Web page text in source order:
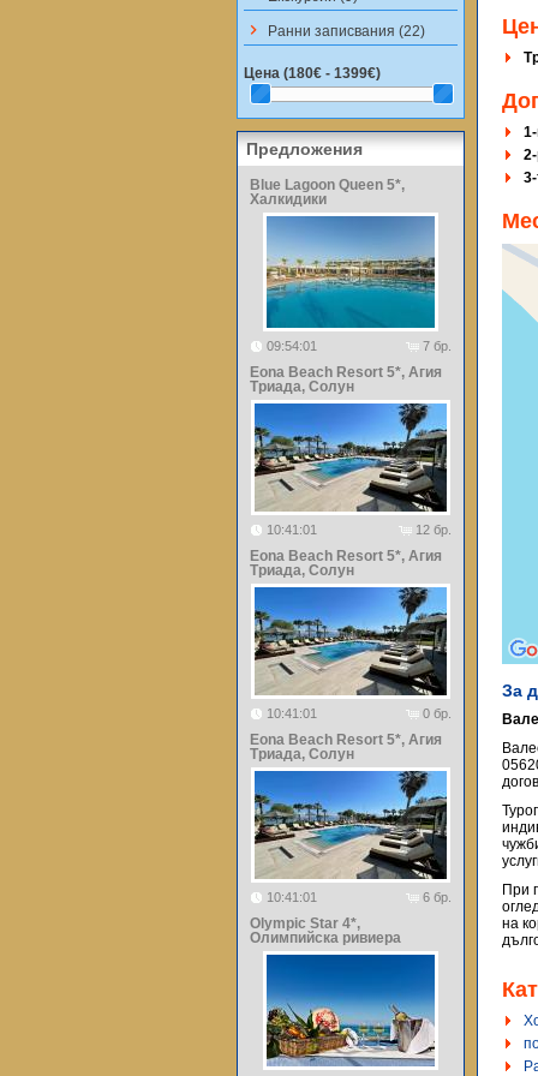
За
При
на
keyboard_arrow_right Ранни записвания (22)
Цена (180€ - 1399€)
Предложения
Blue Lagoon Queen 5*,
Халкидики
09:54:01 7 бр.
Eona Beach Resort 5*, Агия
Триада, Солун
10:41:01 12 бр.
Eona Beach Resort 5*, Агия
Триада, Солун
10:41:01 0 бр.
Eona Beach Resort 5*, Агия
Триада, Солун
10:41:01 6 бр.
Olympic Star 4*,
Олимпийска ривиера